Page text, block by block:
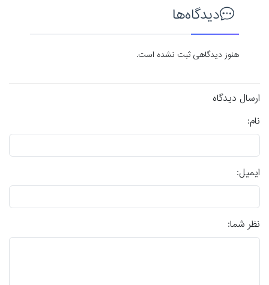
دیدگاه‌ها
هنوز دیدگاهی ثبت نشده است.
ارسال دیدگاه
نام:
ایمیل:
نظر شما: